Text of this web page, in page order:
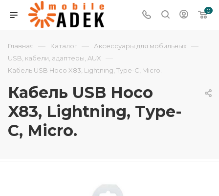
0
Главная — Каталог — Аксессуары для мобильных —
USB, кабели, адаптеры, AUX —
Кабель USB Hoco X83, Lightning, Type-C, Micro.
Кабель USB Hoco
X83, Lightning, Type-
C, Micro.